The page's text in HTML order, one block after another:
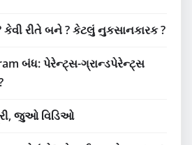
રીતે બને ? કેટલું નુકસાનકારક ?
બંધ: પેરેન્ટ્સ-ગ્રાન્ડપેરેન્ટ્સ
જુઓ વિડિઓ